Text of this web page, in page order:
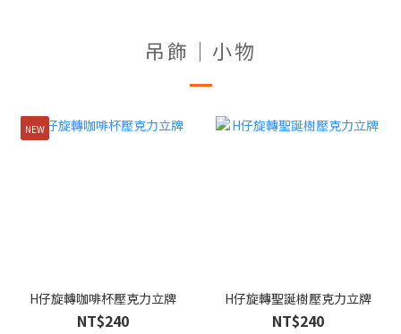
吊飾｜小物
NEW
H仔旋轉咖啡杯壓克力立牌
NT$240
H仔旋轉聖誕樹壓克力立牌
NT$240